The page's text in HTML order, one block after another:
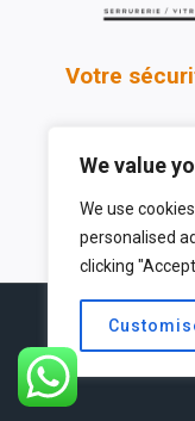
We value
We use
personalised
clicking
Votre